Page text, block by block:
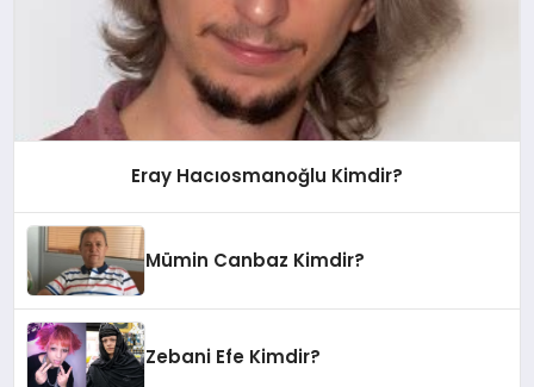
Eray Hacıosmanoğlu Kimdir?
Mümin Canbaz Kimdir?
Zebani Efe Kimdir?